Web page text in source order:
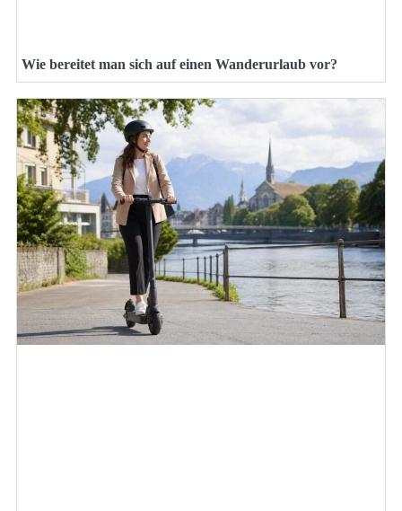
Wie bereitet man sich auf einen Wanderurlaub vor?